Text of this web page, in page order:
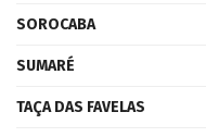
SOROCABA
SUMARÉ
TAÇA DAS FAVELAS